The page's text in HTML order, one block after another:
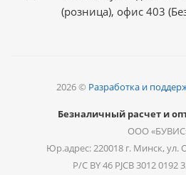
(розница), офис 403
2026 © Разработка и
Безналичный расчет и
ООО
Юр.адрес: 220018 г. Минск, ул.
Р/С BY 46 PJCB 3012 0192